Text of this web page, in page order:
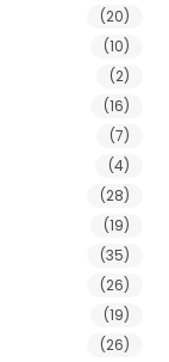
(20)
(10)
(2)
(16)
(7)
(4)
(28)
(19)
(35)
(26)
(19)
(26)